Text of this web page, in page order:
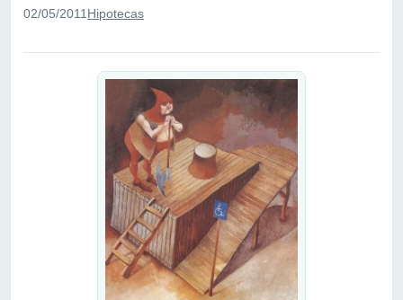
02/05/2011 Hipotecas